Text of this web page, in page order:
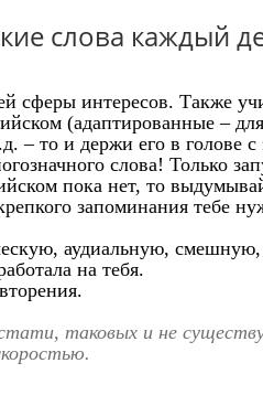
слова каждый
сферы интересов. Также
(адаптированные –
– то и держи его в
слова! Только
пока нет, то
запоминания тебе
аудиальную,
на тебя.
таковых и не